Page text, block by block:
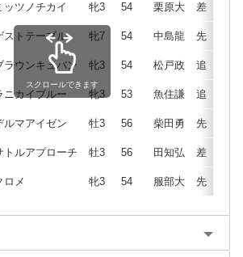
ッツノチカイ 牝3 54 栗原大 差
ストテーブル 牝7 54 中島龍 先
ラウンキュバン 牝3 54 松戸政 追
ニカイブルー 牝3 53 魚住謙 追
ルマアイゼン 牡3 56 柴田勇 先
トルアプローチ 牡3 56 田知弘 差
ロメ 牝3 54 服部大 先
スクロールできます